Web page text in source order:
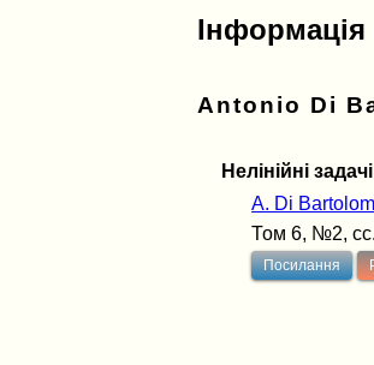
Antonio Di
Нелінійні
A. Di
Том 6, №2,
Посилання